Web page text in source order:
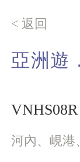
< 返回
亞洲遊
VNHS08R
河內、峴港